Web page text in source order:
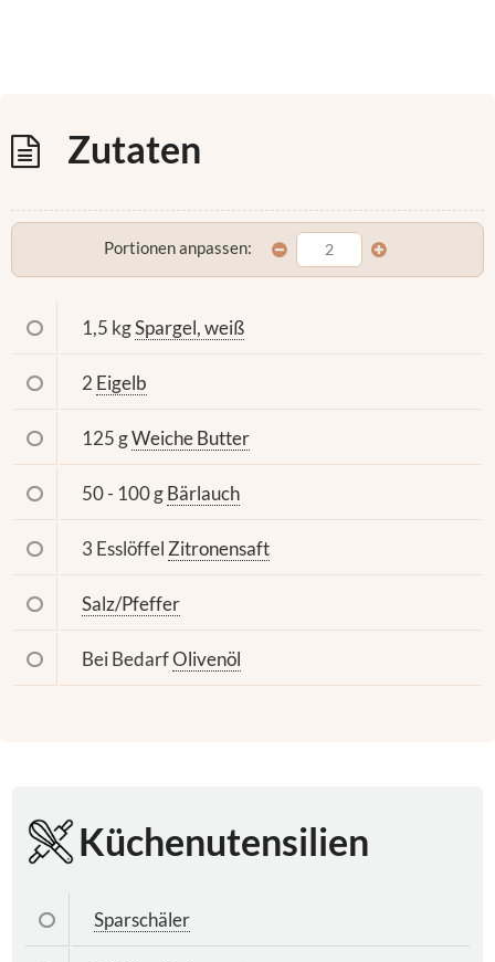
Zutaten
Portionen anpassen:
1,5 kgSpargel, weiß
2 Eigelb
125 gWeiche Butter
50 - 100 gBärlauch
3 Esslöffel Zitronensaft
Salz/Pfeffer
Bei BedarfOlivenöl
Küchenutensilien
Sparschäler